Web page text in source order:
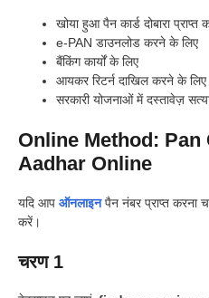
खोया हुआ पैन कार्ड दोबारा
e-PAN डाउनलोड करने के लिए
बैंकिंग कार्यों के लिए
आयकर रिटर्न दाखिल करने के लिए
सरकारी योजनाओं में दस्तावेज़
Online Method:
Aadhar Online
यदि आप ऑनलाइनपैन नंबर प्राप्त करना
करें।
चरण 1